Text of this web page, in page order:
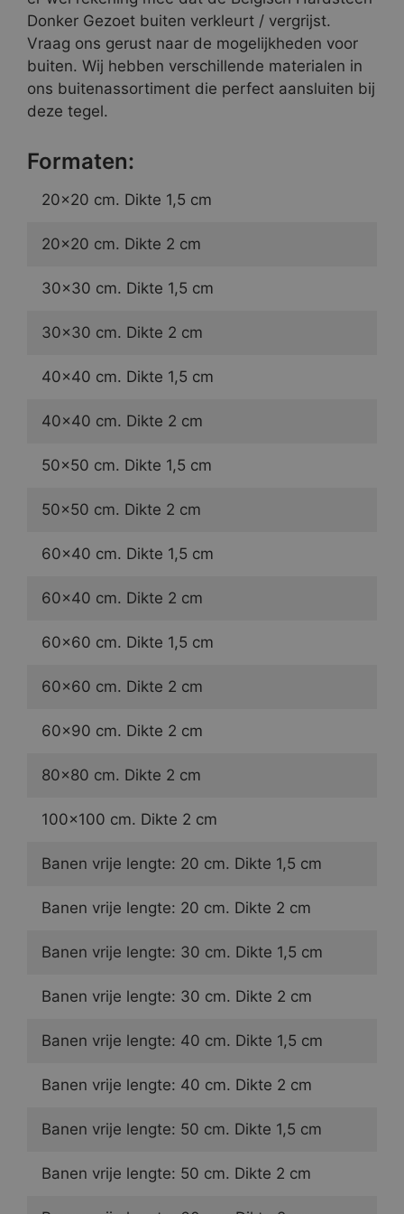
Donker Gezoet buiten verkleurt / vergrijst.
Vraag ons gerust naar de mogelijkheden voor
buiten. Wij hebben verschillende materialen in
ons buitenassortiment die perfect aansluiten bij
deze tegel.
Formaten:
20×20 cm. Dikte 1,5 cm
20×20 cm. Dikte 2 cm
30×30 cm. Dikte 1,5 cm
30×30 cm. Dikte 2 cm
40×40 cm. Dikte 1,5 cm
40×40 cm. Dikte 2 cm
50×50 cm. Dikte 1,5 cm
50×50 cm. Dikte 2 cm
60×40 cm. Dikte 1,5 cm
60×40 cm. Dikte 2 cm
60×60 cm. Dikte 1,5 cm
60×60 cm. Dikte 2 cm
60×90 cm. Dikte 2 cm
80×80 cm. Dikte 2 cm
100×100 cm. Dikte 2 cm
Banen vrije lengte: 20 cm. Dikte 1,5 cm
Banen vrije lengte: 20 cm. Dikte 2 cm
Banen vrije lengte: 30 cm. Dikte 1,5 cm
Banen vrije lengte: 30 cm. Dikte 2 cm
Banen vrije lengte: 40 cm. Dikte 1,5 cm
Banen vrije lengte: 40 cm. Dikte 2 cm
Banen vrije lengte: 50 cm. Dikte 1,5 cm
Banen vrije lengte: 50 cm. Dikte 2 cm